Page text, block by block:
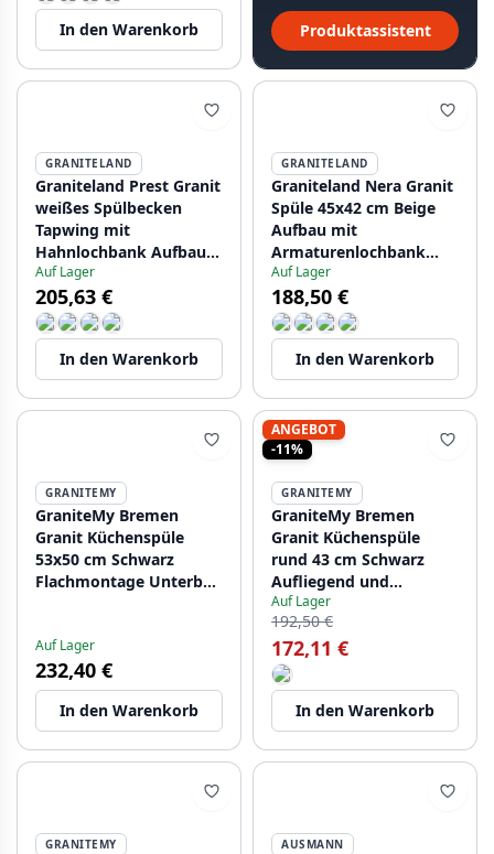
In den Warenkorb Produktassistent
GRANITELAND
Graniteland Prest Granit
weißes Spülbecken
Tapwing mit
Hahnlochbank Aufbau
400x500mm mit
Edelstahl-Stöpsel
1208971424
Auf Lager
205,63 €
In den Warenkorb
GRANITELAND
Graniteland Nera Granit
Spüle 45x42 cm Beige
Aufbau mit
Armaturenlochbank
und Edelstahlstöpsel
1208971434
Auf Lager
188,50 €
In den Warenkorb
GRANITEMY
GraniteMy Bremen
Granit Küchenspüle
53x50 cm Schwarz
Flachmontage Unterbau
1208952256
Auf Lager
232,40 €
In den Warenkorb
ANGEBOT
-11%
GRANITEMY
GraniteMy Bremen
Granit Küchenspüle
rund 43 cm Schwarz
Aufliegend und
Unterbau mit
Hahnlochbank
1208952257
Auf Lager
192,50 €
172,11 €
In den Warenkorb
GRANITEMY AUSMANN